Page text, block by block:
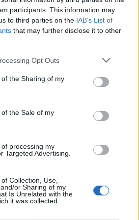
participants. This information may
to third parties on the IAB’s List of
that may further disclose it to other
Opt Outs
the Sharing of my
the Sale of my
processing my
Targeted Advertising.
Collection, Use,
or Sharing of my
Is Unrelated with the
it was collected.